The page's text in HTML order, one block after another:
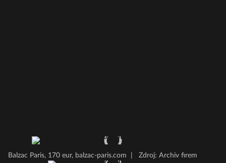
Balzac Paris, 170 eur, balzac-paris.com Zdroj: Archiv firem